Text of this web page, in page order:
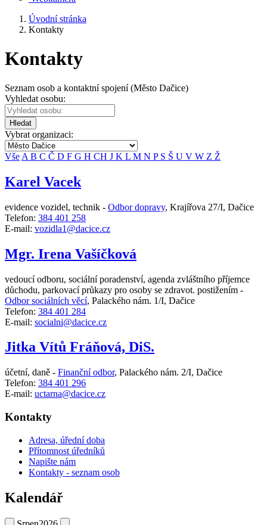
Úvodní stránka
Kontakty
Kontakty
Seznam osob a kontaktní spojení (Město Dačice)
Vyhledat osobu:
Hledat
Vybrat organizaci:
Vše A B C Č D F G H CH J K L M N P S Š U V W Z Ž
Karel Vacek
evidence vozidel, technik - Odbor dopravy, Krajířova 27/I, Dačice
Telefon: 384 401 258
E-mail: vozidla1@dacice.cz
Mgr. Irena Vašíčková
vedoucí odboru, sociální poradenství, agenda zvláštního příjemce
důchodu, parkovací průkazy pro osoby se zdravot. postižením -
Odbor sociálních věcí, Palackého nám. 1/I, Dačice
Telefon: 384 401 284
E-mail: socialni@dacice.cz
Jitka Vítů Fráňová, DiS.
účetní, daně - Finanční odbor, Palackého nám. 2/I, Dačice
Telefon: 384 401 296
E-mail: uctarna@dacice.cz
Kontakty
Adresa, úřední doba
Přítomnost úředníků
Napište nám
Kontakty - seznam osob
Kalendář